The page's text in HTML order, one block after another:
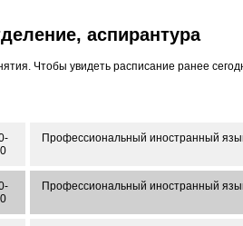
аспирантура
Чтобы увидеть расписание ранее
Профессиональный иностранный
Профессиональный иностранный